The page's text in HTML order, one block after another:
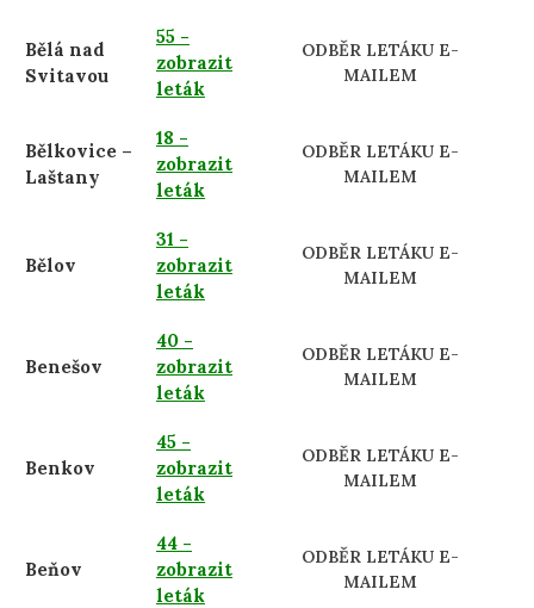
Bělá nad
Svitavou
55 -
zobrazit
leták
ODBĚR LETÁKU E-
MAILEM
Bělkovice –
Laštany
18 -
zobrazit
leták
ODBĚR LETÁKU E-
MAILEM
Bělov
31 -
zobrazit
leták
ODBĚR LETÁKU E-
MAILEM
Benešov
40 -
zobrazit
leták
ODBĚR LETÁKU E-
MAILEM
Benkov
45 -
zobrazit
leták
ODBĚR LETÁKU E-
MAILEM
Beňov
44 -
zobrazit
leták
ODBĚR LETÁKU E-
MAILEM